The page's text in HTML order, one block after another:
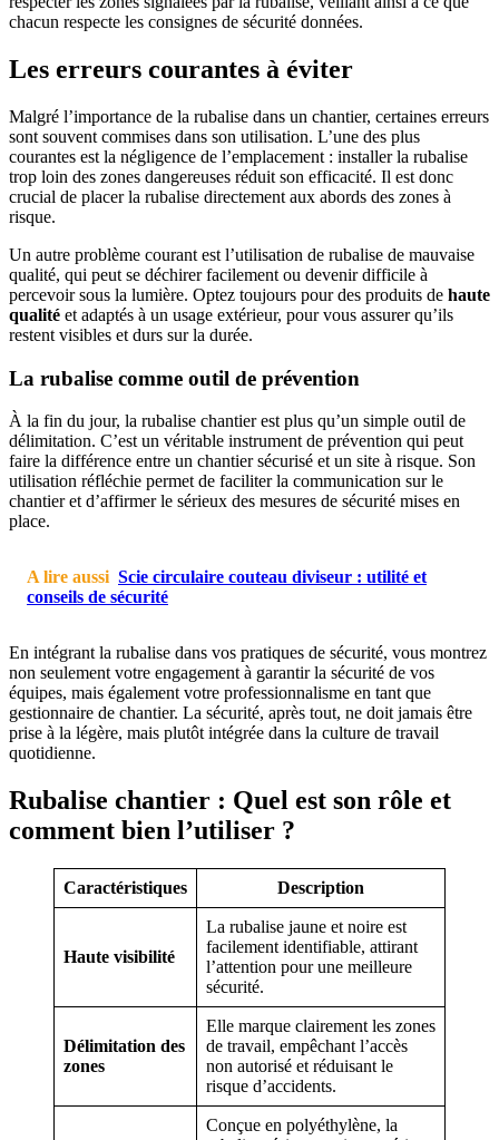
chacun respecte les consignes de sécurité données.
Les erreurs courantes à éviter
Malgré l’importance de la rubalise dans un chantier, certaines erreurs
sont souvent commises dans son utilisation. L’une des plus
courantes est la négligence de l’emplacement : installer la rubalise
trop loin des zones dangereuses réduit son efficacité. Il est donc
crucial de placer la rubalise directement aux abords des zones à
risque.
Un autre problème courant est l’utilisation de rubalise de mauvaise
qualité, qui peut se déchirer facilement ou devenir difficile à
percevoir sous la lumière. Optez toujours pour des produits de haute
qualité et adaptés à un usage extérieur, pour vous assurer qu’ils
restent visibles et durs sur la durée.
La rubalise comme outil de prévention
À la fin du jour, la rubalise chantier est plus qu’un simple outil de
délimitation. C’est un véritable instrument de prévention qui peut
faire la différence entre un chantier sécurisé et un site à risque. Son
utilisation réfléchie permet de faciliter la communication sur le
chantier et d’affirmer le sérieux des mesures de sécurité mises en
place.
A lire aussi Scie circulaire couteau diviseur : utilité et
conseils de sécurité
En intégrant la rubalise dans vos pratiques de sécurité, vous montrez
non seulement votre engagement à garantir la sécurité de vos
équipes, mais également votre professionnalisme en tant que
gestionnaire de chantier. La sécurité, après tout, ne doit jamais être
prise à la légère, mais plutôt intégrée dans la culture de travail
quotidienne.
Rubalise chantier : Quel est son rôle et
comment bien l’utiliser ?
Caractéristiques Description
Haute visibilité
La rubalise jaune et noire est
facilement identifiable, attirant
l’attention pour une meilleure
sécurité.
Délimitation des
zones
Elle marque clairement les zones
de travail, empêchant l’accès
non autorisé et réduisant le
risque d’accidents.
Conçue en polyéthylène, la